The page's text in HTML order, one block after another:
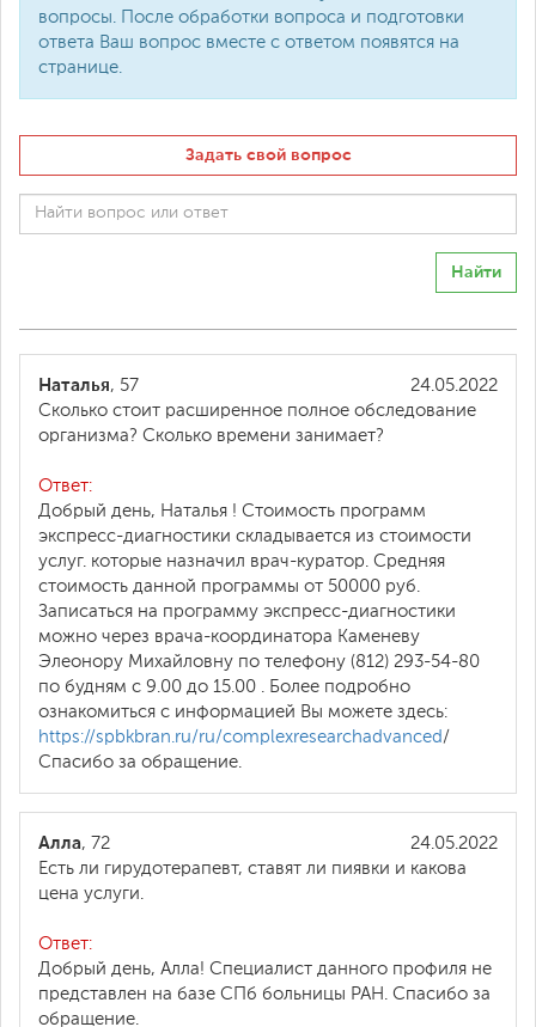
вопросы. После обработки вопроса и подготовки
ответа Ваш вопрос вместе с ответом появятся на
странице.
Задать свой вопрос
Найти
24.05.2022
Наталья, 57
Сколько стоит расширенное полное обследование
организма? Сколько времени занимает?
Ответ:
Добрый день, Наталья ! Стоимость программ
экспресс-диагностики складывается из стоимости
услуг. которые назначил врач-куратор. Средняя
стоимость данной программы от 50000 руб.
Записаться на программу экспресс-диагностики
можно через врача-координатора Каменеву
Элеонору Михайловну по телефону (812) 293-54-80
по будням с 9.00 до 15.00 . Более подробно
ознакомиться с информацией Вы можете здесь:
https://spbkbran.ru/ru/complexresearchadvanced /
Спасибо за обращение.
24.05.2022
Алла, 72
Есть ли гирудотерапевт, ставят ли пиявки и какова
цена услуги.
Ответ:
Добрый день, Алла! Специалист данного профиля не
представлен на базе СПб больницы РАН. Спасибо за
обращение.